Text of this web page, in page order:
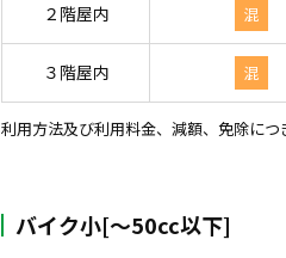
２階屋内 混
３階屋内 混
利用方法及び利用料金、減額、免除につ
バイク小[〜50cc以下]